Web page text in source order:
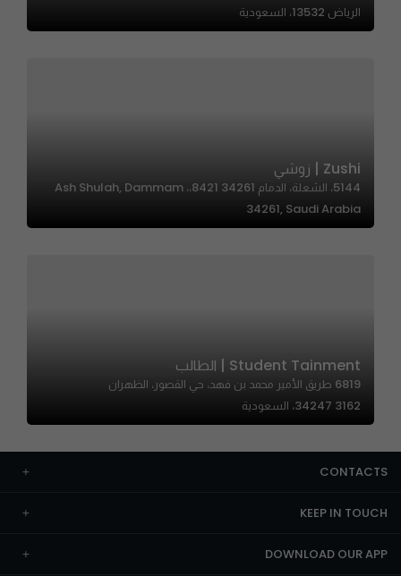
الرياض 13532، السعودية
Zushi | زوشي
5144، الشعلة، الدمام 34261 8421،، Ash Shulah, Dammam
34261, Saudi Arabia
Student Tainment | الطالب
6819 طريق الأمير محمد بن فهد، حي القصور، الظهران
34247 3162، السعودية
CONTACTS
KEEP IN TOUCH
DOWNLOAD OUR APP